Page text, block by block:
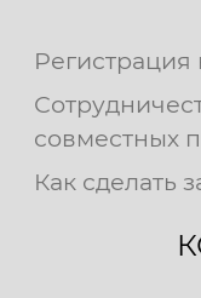
Регистрация
совместных
Как сделать